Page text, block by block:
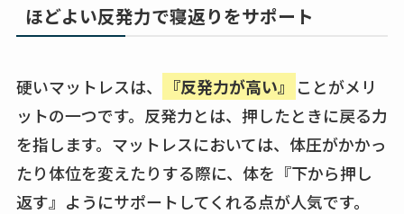
ほどよい反発力で寝返りをサポート
硬いマットレスは、 『反発力が高い』
ことがメリ
ットの一つです。反発力とは、押したときに戻る力
を指します。マットレスにおいては、体圧がかかっ
たり体位を変えたりする際に、体を『下から押し
返す』ようにサポートしてくれる点が人気です。